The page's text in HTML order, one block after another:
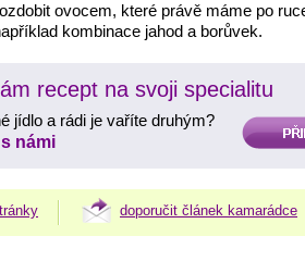
ovocem, které právě máme po
kombinace jahod a borůvek.
recept na svoji specialitu
PŘIDAT
jídlo a rádi je vaříte druhým?
námi
doporučit článek kamarádce